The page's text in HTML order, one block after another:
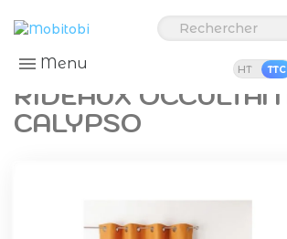
Menu HT TTC
RIDEAUX
CALYPSO